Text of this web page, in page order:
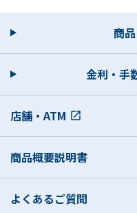
商
金利・手
店舗・ATM
商品概要説明書
よくあるご質問